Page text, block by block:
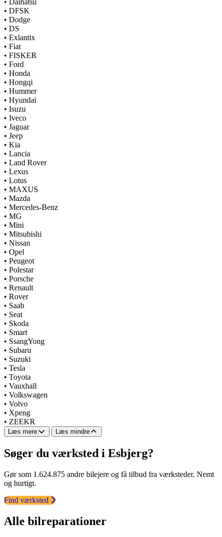
•
Daihatsu
• DFSK
• Dodge
• DS
• Exlantix
• Fiat
• FISKER
• Ford
• Honda
• Hongqi
• Hummer
• Hyundai
• Isuzu
• Iveco
• Jaguar
• Jeep
• Kia
• Lancia
• Land Rover
• Lexus
• Lotus
• MAXUS
• Mazda
• Mercedes-Benz
• MG
• Mini
• Mitsubishi
• Nissan
• Opel
• Peugeot
• Polestar
• Porsche
• Renault
• Rover
• Saab
• Seat
• Skoda
• Smart
• SsangYong
• Subaru
• Suzuki
• Tesla
• Toyota
• Vauxhall
• Volkswagen
• Volvo
• Xpeng
• ZEEKR
Læs mere Læs mindre
Søger du værksted i Esbjerg?
Gør som 1.624.875 andre bilejere og få tilbud fra værksteder. Nemt
og hurtigt.
Find værksted
Alle bilreparationer